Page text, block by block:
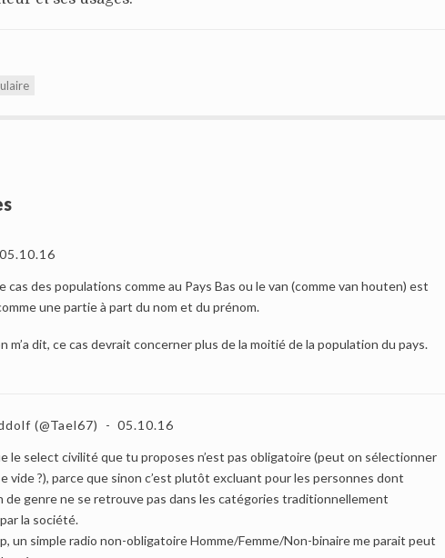
05.10.16
cas des populations comme au Pays Bas ou le van (comme van houten) est
une partie à part du nom et du prénom.
m’a dit, ce cas devrait concerner plus de la moitié de la population du pays.
(@Tael67) 05.10.16
le select civilité que tu proposes n’est pas obligatoire (peut on sélectionner
vide ?), parce que sinon c’est plutôt excluant pour les personnes dont
de genre ne se retrouve pas dans les catégories traditionnellement
la société.
un simple radio non-obligatoire Homme/Femme/Non-binaire me parait peut